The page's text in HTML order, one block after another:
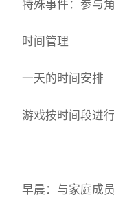
特殊事件：参与
时间管理
一天的时间安排
游戏按时间段进
早晨：与家庭成